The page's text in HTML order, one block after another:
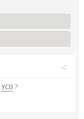
YCB ?